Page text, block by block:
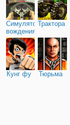
Симулятор
вождения
Трактора
Кунг фу Тюрьма